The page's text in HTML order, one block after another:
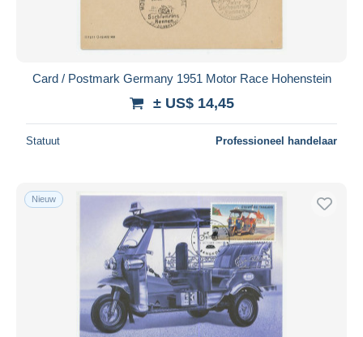
Card / Postmark Germany 1951 Motor Race Hohenstein
± US$ 14,45
Statuut Professioneel handelaar
Nieuw